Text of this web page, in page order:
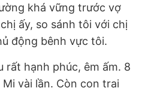
khá vững trước vợ
ấy, so sánh tôi với chị
động bênh vực tôi.
rất hạnh phúc, êm ấm. 8
vài lần. Còn con trai